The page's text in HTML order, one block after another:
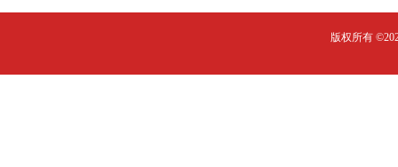
版权所有